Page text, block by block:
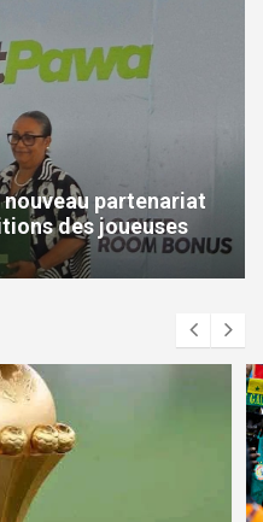
partenariat
des joueuses